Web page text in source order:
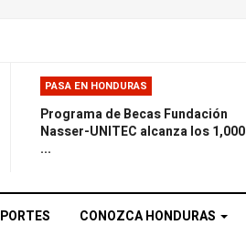
PASA EN HONDURAS
Programa de Becas Fundación
Nasser-UNITEC alcanza los 1,000
...
CONOZCA HONDURAS